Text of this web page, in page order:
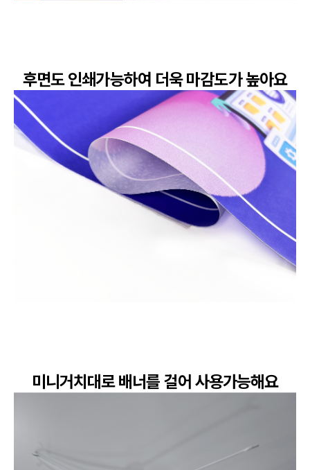
후면도 인쇄가능하여 더욱 마감도가 높아요
미니거치대로 배너를 걸어 사용가능해요